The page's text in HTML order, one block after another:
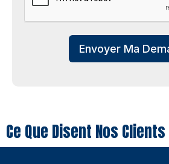
Envoyer Ma
Ce Que Disent Nos